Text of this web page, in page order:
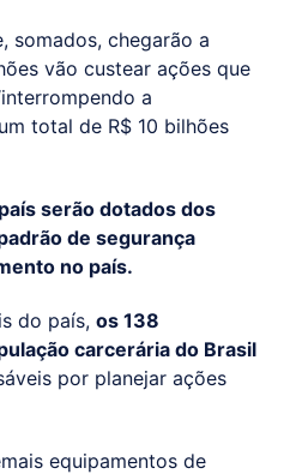
somados, chegarão a
vão custear ações que
a
total de R$ 10 bilhões
serão dotados dos
de segurança
no país.
do país, os 138
carcerária do Brasil
por planejar ações
equipamentos de